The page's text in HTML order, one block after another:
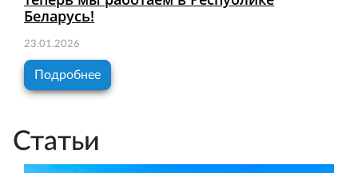
Беларусь!
23.01.2026
Подробнее
Статьи